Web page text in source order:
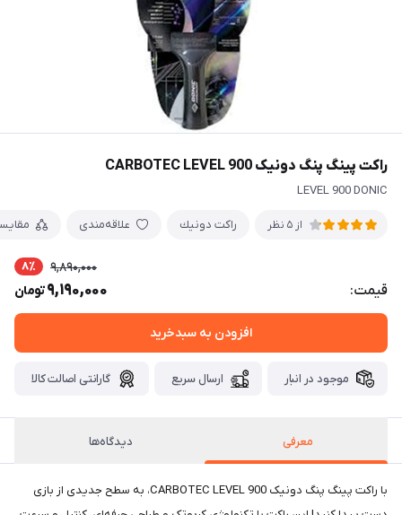
راکت پینگ پنگ دونیک CARBOTEC LEVEL 900
LEVEL 900 DONIC
از 5 نظر راكت دونيك علاقه‌مندی
قیمت:
9,890,000 8٪
9,190,000تومان
افزودن به سبدخرید
موجود در انبار ارسال سریع گارانتی اصالت کالا
معرفی دیدگاه‌ها
با راکت پینگ پنگ دونیک CARBOTEC LEVEL 900، به سطح جدیدی از بازی